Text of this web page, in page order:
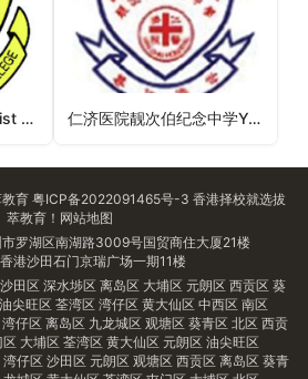
佛教黄允畋中学Buddhist Wong Wan Tin College（沙田区中学） 仁济医院靓次伯纪念中学Yan Chai Hospital Lan Chi Pat Memorial Secondary School（西贡区中学）
育 粤ICP备2022091465号-3 香港择校就选拔
萃教育！ 网站地图
罗湖区南湖路3009号国贸商住大厦21楼
港沙田石门京瑞广场一期11楼
沙田区 深水埗区 离岛区 大埔区 元朗区 西贡区 葵
油尖旺区 荃湾区 湾仔区 黄大仙区 中西区 南区
湾仔区 离岛区 九龙城区 观塘区 葵青区 北区 西贡
区 大埔区 荃湾区 黄大仙区 元朗区 油尖旺区
湾仔区 沙田区 元朗区 观塘区 西贡区 离岛区 葵青